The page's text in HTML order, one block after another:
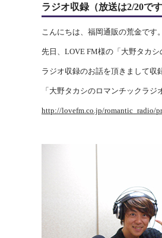
ラジオ収録（放送は2/20です
こんにちは、福岡通販の荒金です。
先日、LOVE FM様の「大野タカ
ラジオ収録のお話を頂きまして収
「大野タカシのロマンチックラジ
http://lovefm.co.jp/romantic_radio/